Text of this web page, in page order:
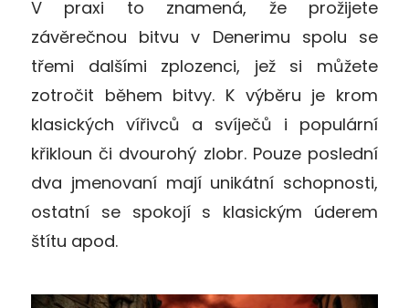
V praxi to znamená, že prožijete
závěrečnou bitvu v Denerimu spolu se
třemi dalšími zplozenci, jež si můžete
zotročit během bitvy. K výběru je krom
klasických vířivců a svíječů i populární
křikloun či dvourohý zlobr. Pouze poslední
dva jmenovaní mají unikátní schopnosti,
ostatní se spokojí s klasickým úderem
štítu apod.